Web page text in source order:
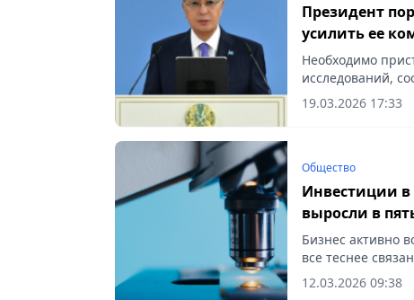
Президент
усилить ее
Необходимо
исследований,
19.03.2026 17:33
Общество
Инвестиции в
выросли в
Бизнес активно
все теснее
12.03.2026 09:38